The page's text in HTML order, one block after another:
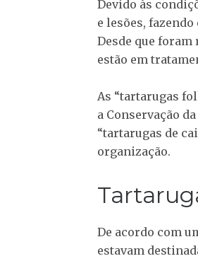
Devido às
e lesões,
Desde que foram
estão em
As “tartarugas
a Conservação
“tartarugas de
organização.
De acordo com
estavam